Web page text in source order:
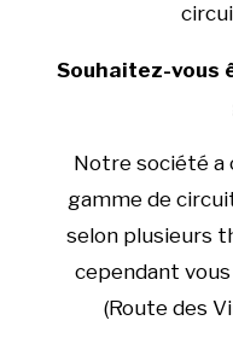
Souhaitez-vous
Notre société a
gamme de
selon plusieurs
cependant
(Route des